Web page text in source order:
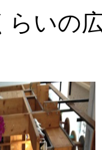
らいの